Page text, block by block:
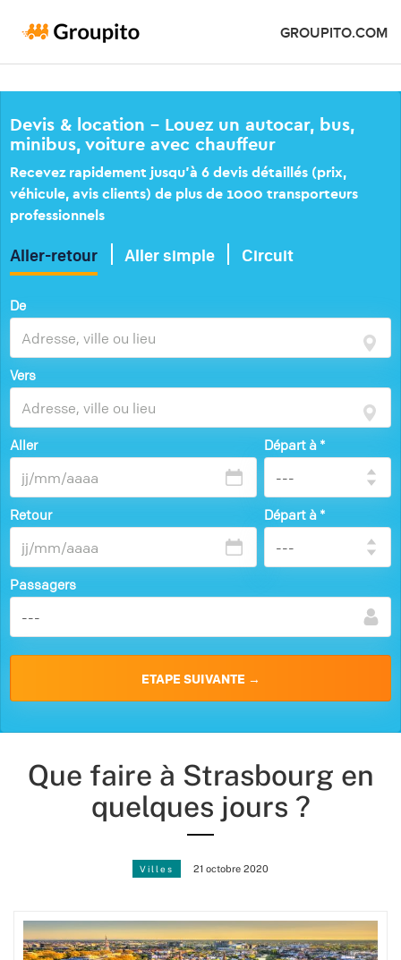
GROUPITO.COM
Devis & location – Louez un autocar, bus,
minibus, voiture avec chauffeur
Recevez rapidement jusqu’à 6 devis détaillés (prix,
véhicule, avis clients) de plus de 1000 transporteurs
professionnels
Aller-retour Aller simple Circuit
De
Vers
Aller Départ à *
Retour Départ à *
Passagers
Que faire à Strasbourg en
quelques jours ?
Villes 21 octobre 2020